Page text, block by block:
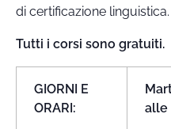
di certificazione linguistica.
Tutti i corsi sono gratuiti.
GIORNI E
ORARI:
alle